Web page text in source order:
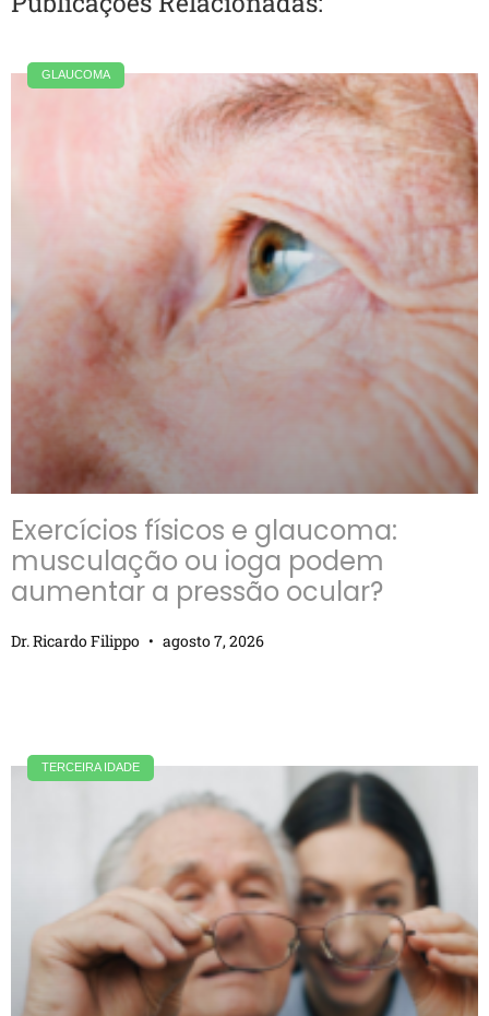
GLAUCOMA
Exercícios físicos e glaucoma:
musculação ou ioga podem
aumentar a pressão ocular?
Dr. Ricardo Filippo agosto 7, 2026
TERCEIRA IDADE